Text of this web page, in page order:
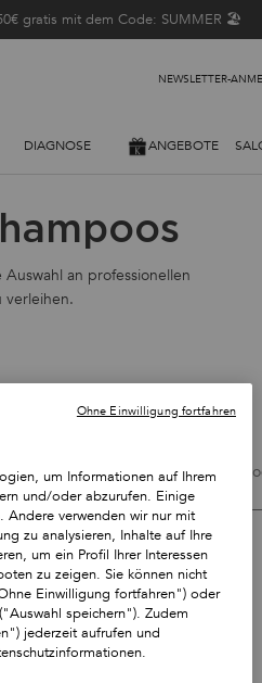
gratis mit dem Code: SUMMER 🏖️
NEWSLETTER-
DIAGNOSE ANGEBOTE
an professionellen
verleihen.
(7
um Informationen auf Ihrem
und/oder abzurufen. Einige
verwenden wir nur mit
zu analysieren, Inhalte auf Ihre
um ein Profil Ihrer Interessen
zu zeigen. Sie können nicht
Einwilligung fortfahren") oder
speichern"). Zudem
jederzeit aufrufen und
Ohne Einwilligung fortfahren